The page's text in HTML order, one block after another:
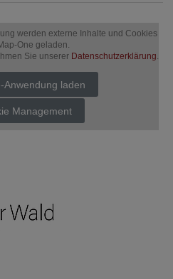
werden externe Inhalte und Cookies
One geladen.
Sie unserer Datenschutzerklärung.
Anwendung laden
Management